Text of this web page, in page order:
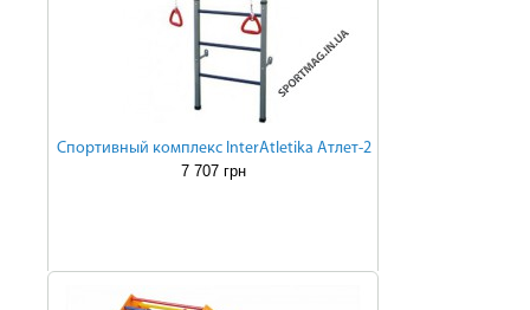
Cпортивный комплекс InterAtletika Атлет-2
7 707 грн